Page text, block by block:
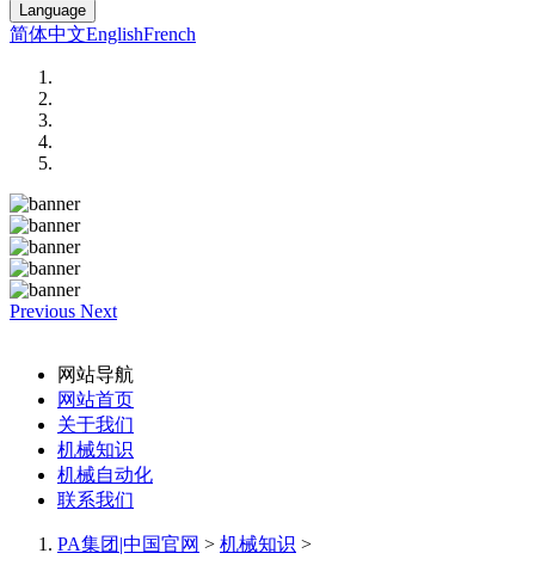
Language
简体中文EnglishFrench
Previous Next
网站导航
网站首页
关于我们
机械知识
机械自动化
联系我们
PA集团|中国官网 > 机械知识 >